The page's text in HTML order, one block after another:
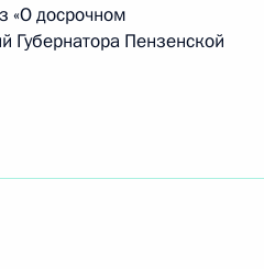
«О досрочном
Губернатора Пензенской